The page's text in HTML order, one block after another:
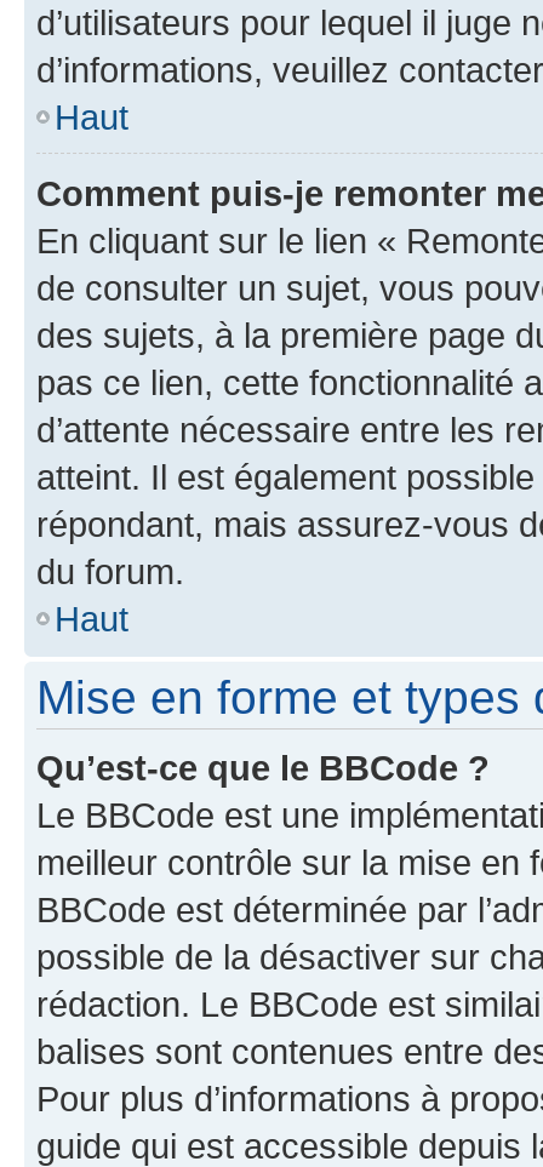
d’utilisateurs pour lequel il juge
d’informations, veuillez
Haut
Comment puis-je remonter
En cliquant sur le lien «
de consulter un sujet, vous
des sujets, à la première page
pas ce lien, cette fonctionnalité
d’attente nécessaire entre les
atteint. Il est également
répondant, mais assurez-vous
du forum.
Haut
Mise en forme et types
Qu’est-ce que le BBCode ?
Le BBCode est une
meilleur contrôle sur la mise en
BBCode est déterminée par
possible de la désactiver sur
rédaction. Le BBCode est
balises sont contenues entre
Pour plus d’informations à
guide qui est accessible depuis